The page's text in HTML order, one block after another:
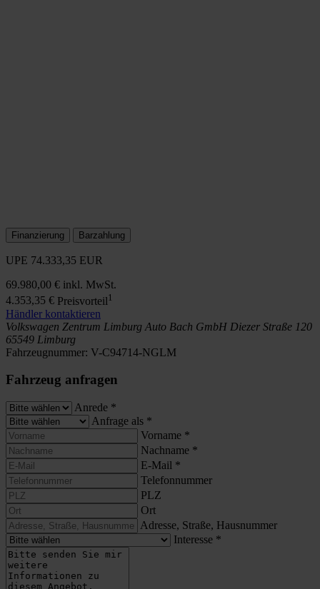
Finanzierung Barzahlung
UPE 74.333,35 EUR
69.980,00 € inkl. MwSt.
4.353,35 € Preisvorteil1
Händler kontaktieren
Volkswagen Zentrum Limburg Auto Bach GmbH Diezer Straße 120
65549 Limburg
Fahrzeugnummer: V-C94714-NGLM
Fahrzeug anfragen
Anrede *
Anfrage als *
Vorname *
Nachname *
E-Mail *
Telefonnummer
PLZ
Ort
Adresse, Straße, Hausnummer
Interesse *